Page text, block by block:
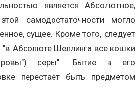
является Абсолютное,
самодостаточности могло
сущее. Кроме того, следует
"в Абсолюте Шеллинга все кошки
серы". Бытие в его
перестаёт быть предметом